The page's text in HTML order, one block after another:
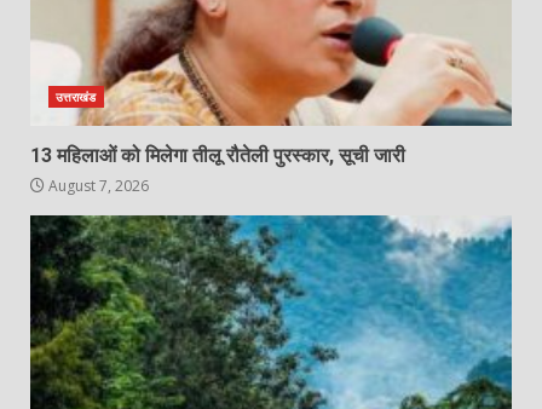
उत्तराखंड
13 महिलाओं को मिलेगा तीलू रौतेली पुरस्कार, सूची जारी
August 7, 2026